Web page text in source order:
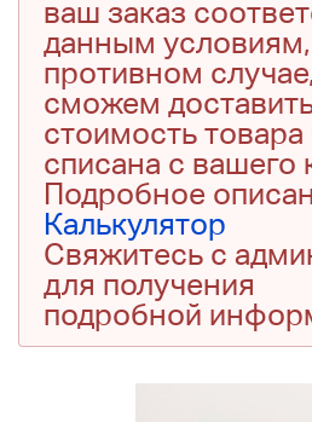
ваш заказ
данным
противном
сможем
стоимость товара
списана с вашего
Подробное
Калькулятор
Свяжитесь с
для получения
подробной